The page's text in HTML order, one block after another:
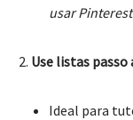
usar
Use listas passo
Ideal para